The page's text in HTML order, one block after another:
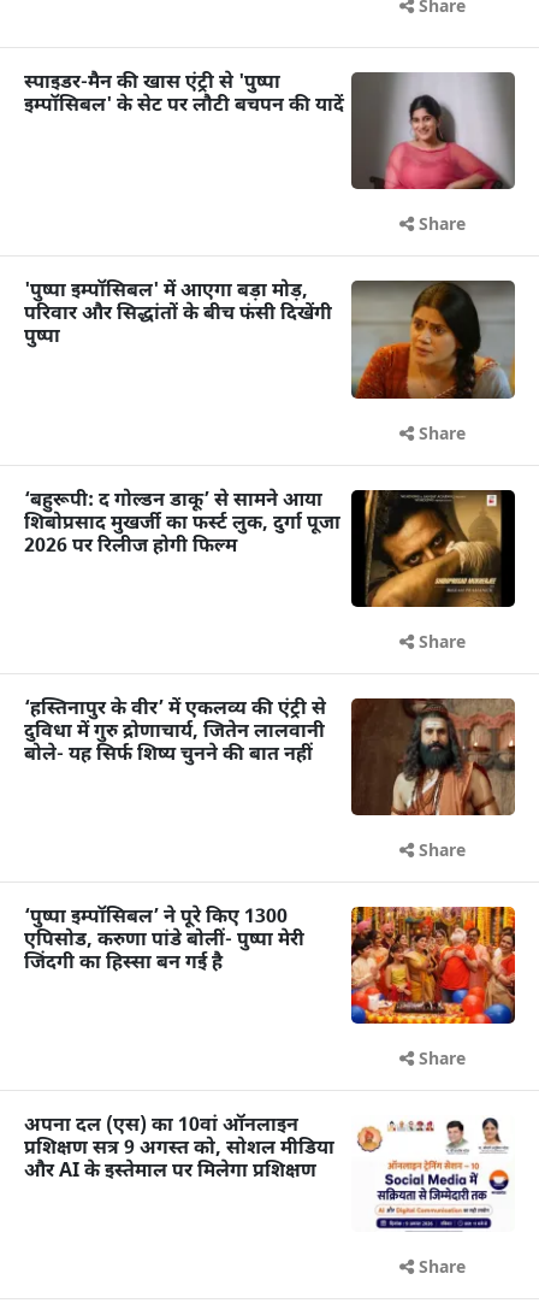
Share
स्पाइडर-मैन की खास एंट्री से 'पुष्पा
इम्पॉसिबल' के सेट पर लौटी बचपन की यादें
Share
'पुष्पा इम्पॉसिबल' में आएगा बड़ा मोड़,
परिवार और सिद्धांतों के बीच फंसी दिखेंगी
पुष्पा
Share
‘बहुरूपी: द गोल्डन डाकू’ से सामने आया
शिबोप्रसाद मुखर्जी का फर्स्ट लुक, दुर्गा पूजा
2026 पर रिलीज होगी फिल्म
Share
‘हस्तिनापुर के वीर’ में एकलव्य की एंट्री से
दुविधा में गुरु द्रोणाचार्य, जितेन लालवानी
बोले- यह सिर्फ शिष्य चुनने की बात नहीं
Share
‘पुष्पा इम्पॉसिबल’ ने पूरे किए 1300
एपिसोड, करुणा पांडे बोलीं- पुष्पा मेरी
जिंदगी का हिस्सा बन गई है
Share
अपना दल (एस) का 10वां ऑनलाइन
प्रशिक्षण सत्र 9 अगस्त को, सोशल मीडिया
और AI के इस्तेमाल पर मिलेगा प्रशिक्षण
Share